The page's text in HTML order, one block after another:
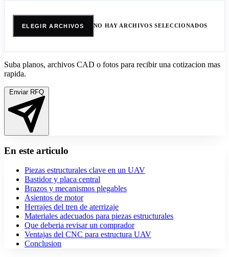
ELEGIR ARCHIVOS NO HAY ARCHIVOS SELECCIONADOS
Suba planos, archivos CAD o fotos para recibir una cotizacion mas
rapida.
En este articulo
Piezas estructurales clave en un UAV
Bastidor y placa central
Brazos y mecanismos plegables
Asientos de motor
Herrajes del tren de aterrizaje
Materiales adecuados para piezas estructurales
Que deberia revisar un comprador
Ventajas del CNC para estructura UAV
Conclusion